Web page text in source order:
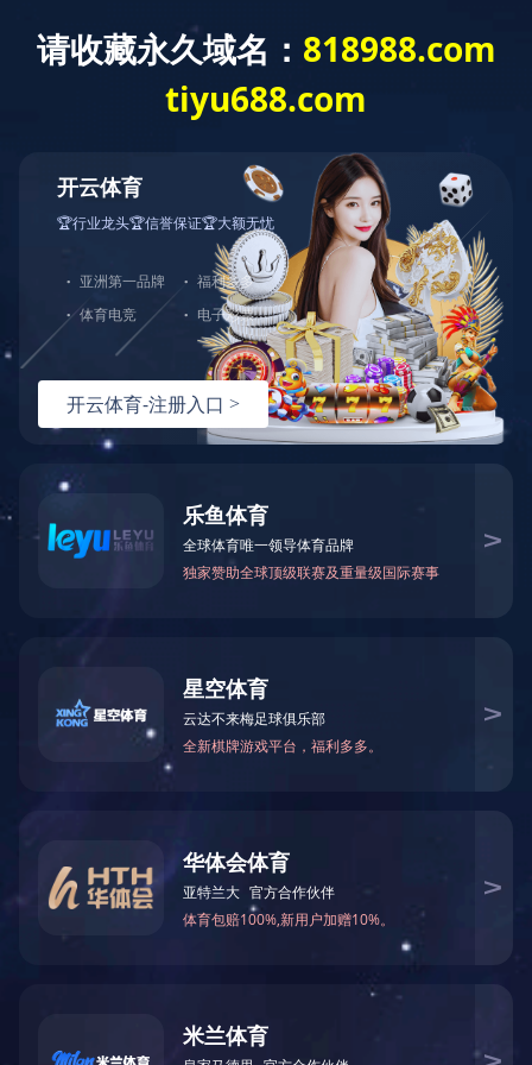
精品工程
南街村电缆厂1#、2#工业厂房
乐鱼：2019-10-09 09:52:37 ／ 浏览：5892